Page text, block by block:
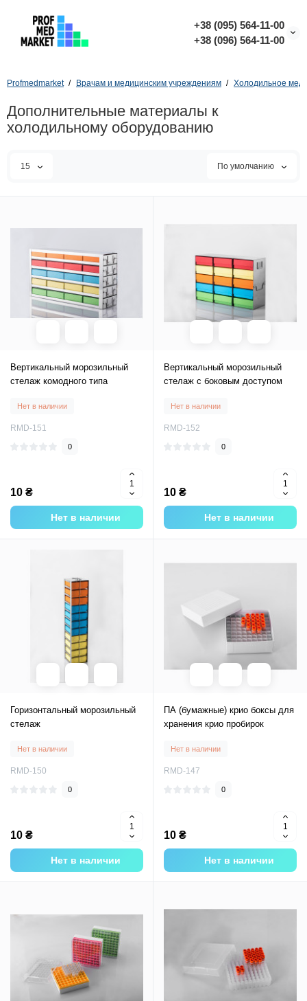
+38 (095) 564-11-00
+38 (096) 564-11-00
Profmedmarket Врачам и медицинским учреждениям Холодильное
Дополнительные материалы к
холодильному оборудованию
15 По умолчанию
Вертикальный морозильный
стелаж комодного типа
Нет в наличии
RMD-151
0
10 ₴
Нет в наличии
Вертикальный морозильный
стелаж с боковым доступом
Нет в наличии
RMD-152
0
10 ₴
Нет в наличии
Горизонтальный морозильный
стелаж
Нет в наличии
RMD-150
0
10 ₴
Нет в наличии
ПА (бумажные) крио боксы для
хранения крио пробирок
Нет в наличии
RMD-147
0
10 ₴
Нет в наличии